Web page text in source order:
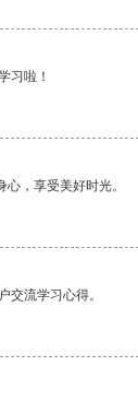
习啦！
，享受美好时光。
交流学习心得。